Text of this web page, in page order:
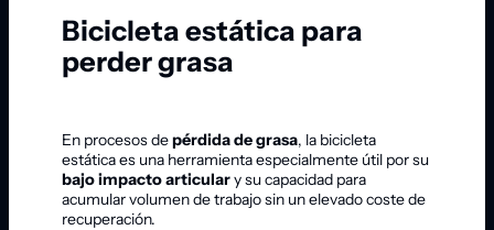
Bicicleta estática para
perder grasa
En procesos depérdida de grasa, la bicicleta
estática es una herramienta especialmente útil por su
bajo impacto articulary su capacidad para
acumular volumen de trabajo sin un elevado coste de
recuperación.